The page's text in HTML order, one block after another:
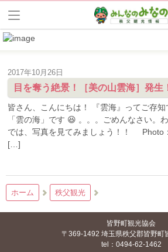
2017年10月26日
目を奪う絶景！［美の山雲海］発生
皆さん、こんにちは！ 『雲海』ってご存知
「雲の海」です 😆 。。。ごめんなさい。
では、写真を見てみましょう！！ Photo
[…]
ホーム 秩父観光
皆野町観光協会
〒369-1492 埼玉県秩父郡皆野町
tel：0494-62-1462